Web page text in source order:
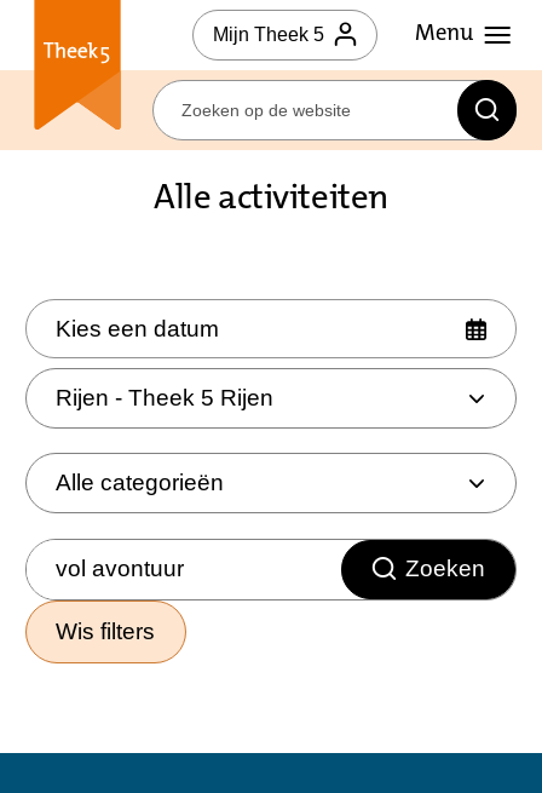
Mijn Theek 5
Alle activiteiten
Kies een datum
Zoeken
Wis filters